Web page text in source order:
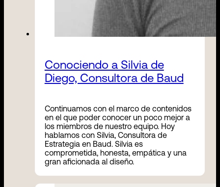
Conociendo a Silvia de
Diego, Consultora de Baud
Continuamos con el marco de contenidos
en el que poder conocer un poco mejor a
los miembros de nuestro equipo. Hoy
hablamos con Silvia, Consultora de
Estrategia en Baud. Silvia es
comprometida, honesta, empática y una
gran aficionada al diseño.